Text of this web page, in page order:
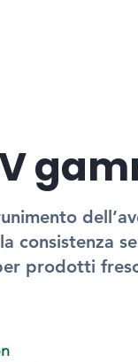
consistenza
prodotti